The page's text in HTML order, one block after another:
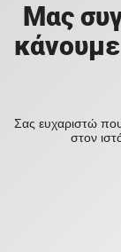
Μας
Σας ευχαριστώ που
στον